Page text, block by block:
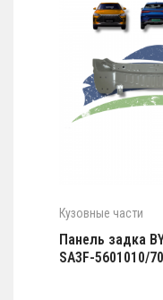
Кузовные части
Панель задка
SA3F-5601010/70